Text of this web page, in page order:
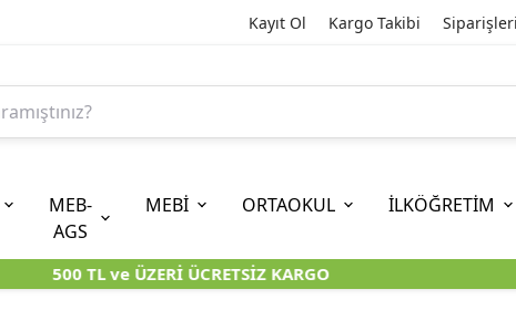
Kayıt Ol Kargo Takibi
10. SINIF 11. SINIF
ORTAÖĞRETİM EĞİTİM
MEB-
AGS
MEBİ ORTAOKUL
7. SINIF (İOKBS)
İLKÖĞRETİM
500 TL ve ÜZERİ ÜCRETSİZ KARGO